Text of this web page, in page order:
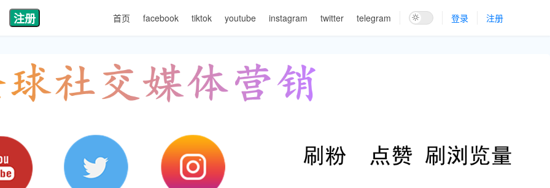
注册 首页 facebook tiktok youtube instagram twitter telegram 登录 注册